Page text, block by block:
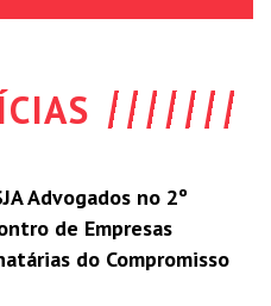
Advogados no 2º
de Empresas
do Compromisso